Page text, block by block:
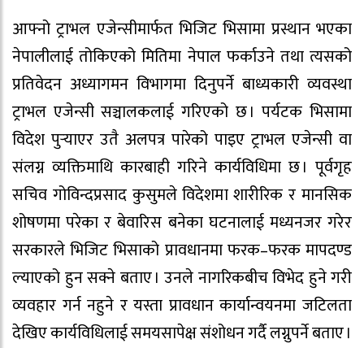
आफ्नो ट्राभल एजेन्सीमार्फत भिजिट भिसामा प्रस्थान भएका
नेपालीलाई तोकिएको मितिमा नेपाल फर्काउने तथा त्यसको
प्रतिवेदन अध्यागमन विभागमा दिनुपर्ने बाध्यकारी व्यवस्था
ट्राभल एजेन्सी सञ्चालकलाई गरिएको छ । पर्यटक भिसामा
विदेश पुर्‍याएर उतै अलपत्र पारेको पाइए ट्राभल एजेन्सी वा
संलग्न व्यक्तिमाथि कारबाही गरिने कार्यविधिमा छ । पूर्वगृह
सचिव गोविन्दप्रसाद कुसुमले विदेशमा शारीरिक र मानसिक
शोषणमा परेका र बेवारिस बनेका घटनालाई मध्यनजर गरेर
सरकारले भिजिट भिसाको प्रावधानमा फरक–फरक मापदण्ड
ल्याएको हुन सक्ने बताए । उनले नागरिकबीच विभेद हुने गरी
व्यवहार गर्न नहुने र यस्ता प्रावधान कार्यान्वयनमा जटिलता
देखिए कार्यविधिलाई समयसापेक्ष संशोधन गर्दै लग्नुपर्ने बताए ।